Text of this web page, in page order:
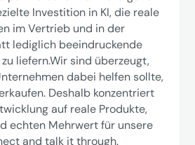
Investition in KI, die reale
im Vertrieb und in der
lediglich beeindruckende
liefern.Wir sind überzeugt,
dabei helfen sollte,
Deshalb konzentriert
auf reale Produkte,
echten Mehrwert für unsere
and talk it through.